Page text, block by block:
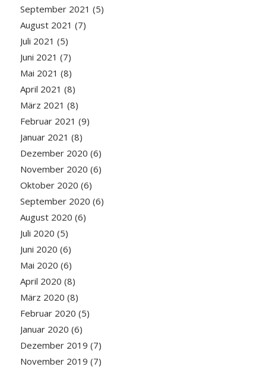
September 2021 (5)
August 2021 (7)
Juli 2021 (5)
Juni 2021 (7)
Mai 2021 (8)
April 2021 (8)
März 2021 (8)
Februar 2021 (9)
Januar 2021 (8)
Dezember 2020 (6)
November 2020 (6)
Oktober 2020 (6)
September 2020 (6)
August 2020 (6)
Juli 2020 (5)
Juni 2020 (6)
Mai 2020 (6)
April 2020 (8)
März 2020 (8)
Februar 2020 (5)
Januar 2020 (6)
Dezember 2019 (7)
November 2019 (7)